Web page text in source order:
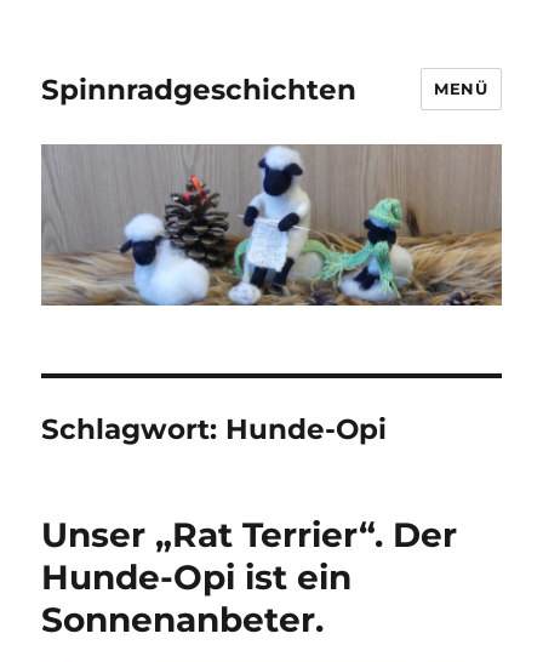
Spinnradgeschichten MENÜ
Schlagwort: Hunde-Opi
Unser „Rat Terrier“. Der
Hunde-Opi ist ein
Sonnenanbeter.